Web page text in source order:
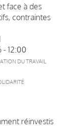
face à des
contraintes
12:00
DU TRAVAIL
réinvestis